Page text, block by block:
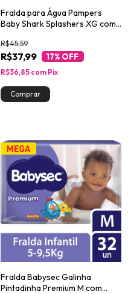
Fralda para Água Pampers
Baby Shark Splashers XG com
R$37,99
R$45,59
17% OFF
R$36,85 com Pix
Fralda Babysec Galinha
Pintadinha Premium M com